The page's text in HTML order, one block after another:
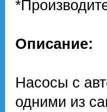
Описание:
Насосы с
одними из